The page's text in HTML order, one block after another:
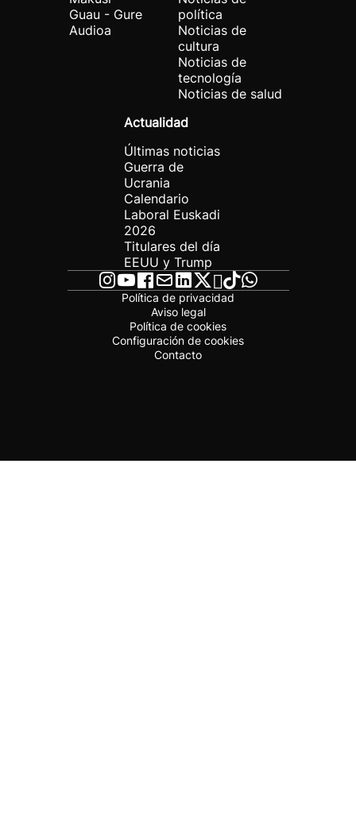
Guau - Gure
Audioa
política
Noticias de
cultura
Noticias de
tecnología
Noticias de salud
Actualidad
Últimas noticias
Guerra de
Ucrania
Calendario
Laboral Euskadi
2026
Titulares del día
EEUU y Trump
Política de privacidad
Aviso legal
Política de cookies
Configuración de cookies
Contacto